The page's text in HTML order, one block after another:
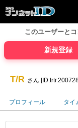
このユーザーと
新規登録
T/R さん
プロフィール タイ